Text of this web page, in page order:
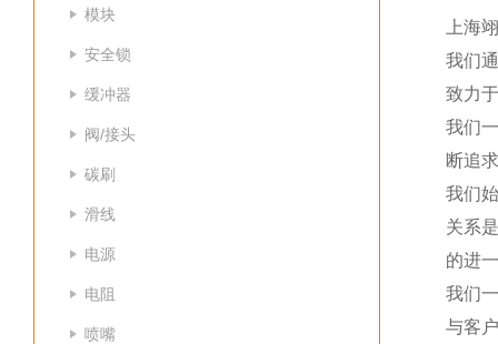
模块
安全锁
缓冲器
阀/接头
碳刷
滑线
电源
电阻
喷嘴
上海
我们
致力
我们
断追
我们
关系
的进
我们
与客